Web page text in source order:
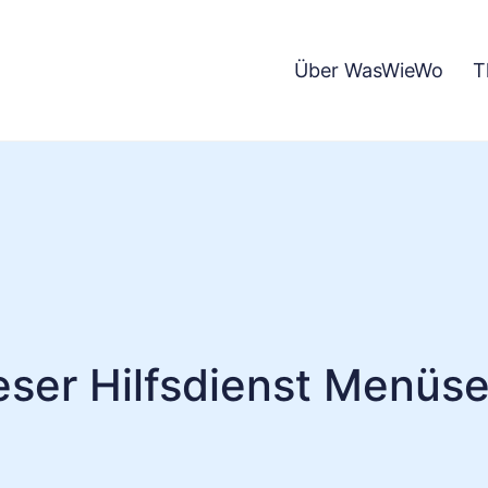
Über WasWieWo
Hilfsdienst